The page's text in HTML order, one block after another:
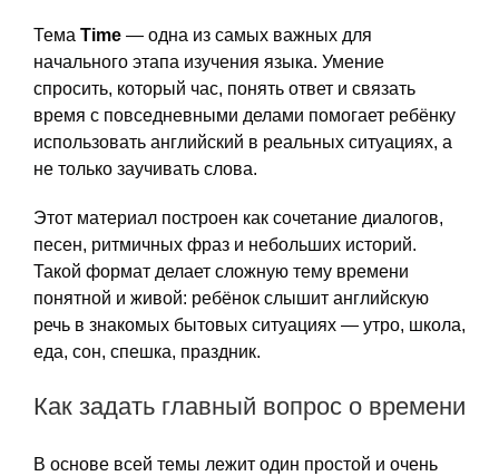
Тема Time — одна из самых важных для
начального этапа изучения языка. Умение
спросить, который час, понять ответ и связать
время с повседневными делами помогает ребёнку
использовать английский в реальных ситуациях, а
не только заучивать слова.
Этот материал построен как сочетание диалогов,
песен, ритмичных фраз и небольших историй.
Такой формат делает сложную тему времени
понятной и живой: ребёнок слышит английскую
речь в знакомых бытовых ситуациях — утро, школа,
еда, сон, спешка, праздник.
Как задать главный вопрос о времени
В основе всей темы лежит один простой и очень